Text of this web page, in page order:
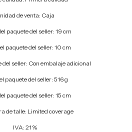
de venta: Caja
paquete del seller: 19 cm
paquete del seller: 10 cm
del seller: Con embalaje adicional
paquete del seller: 516 g
paquete del seller: 15 cm
de talle: Limited coverage
IVA: 21 %